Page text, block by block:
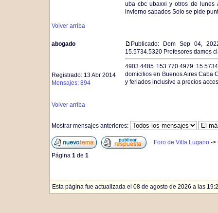
uba cbc ubaxxi y otros de lunes
invierno sabados Solo se pide
Volver arriba
abogado
Registrado: 13 Abr 2014
Mensajes: 894
Publicado: Dom Sep 04,
15.5734.5320 Profesores damos
4903.4485 153.770.4979
domicilios en Buenos Aires Caba
y feriados inclusive a precios
Volver arriba
Mostrar mensajes anteriores:
Foro de Villa Lugano ->
Página 1 de 1
Esta página fue actualizada el 08 de agosto de 2026 a las